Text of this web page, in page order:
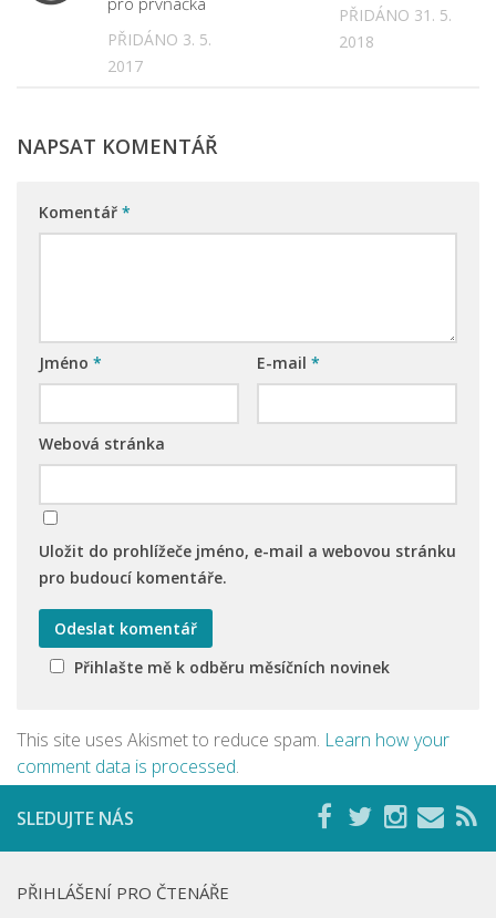
PŘIDÁNO 3. 5.
2017
PŘIDÁNO 31. 5.
2018
NAPSAT KOMENTÁŘ
Komentář *
Jméno * E-mail *
Webová stránka
Uložit do prohlížeče jméno, e-mail a webovou stránku
pro budoucí komentáře.
Přihlašte mě k odběru měsíčních novinek
This site uses Akismet to reduce spam. Learn how your
comment data is processed.
SLEDUJTE NÁS
PŘIHLÁŠENÍ PRO ČTENÁŘE